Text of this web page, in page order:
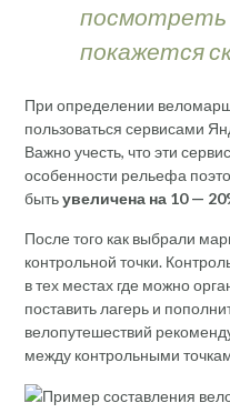
посмотреть
покажется
При определении
пользоваться сервисами
Важно учесть, что эти
особенности рельефа
бытьувеличена на 10 —
После того как выбрали
контрольной точки.
в тех местах где можно
поставить лагерь и
велопутешествий
между контрольными